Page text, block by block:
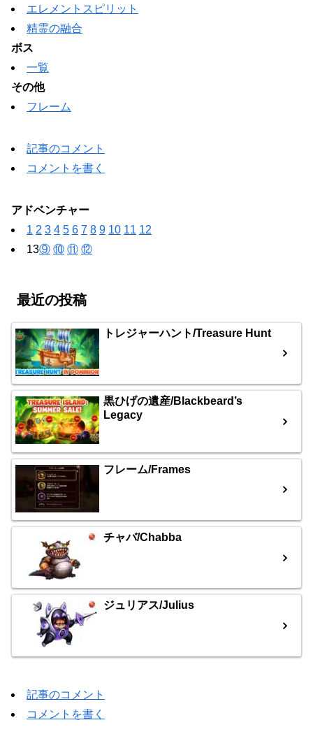
エレメントスピリット
精霊の融合
ボス
一覧
その他
フレーム
記事のコメント
コメントを書く
アドベンチャー
1 2 3 4 5 6 7 8 9 10 11 12
13⑨ ⑩ ⑪ ⑫
最近の投稿
トレジャーハント/Treasure Hunt
黒ひげの遺産/Blackbeard’s
Legacy
フレーム/Frames
チャバ/Chabba
ジュリアス/Julius
記事のコメント
コメントを書く